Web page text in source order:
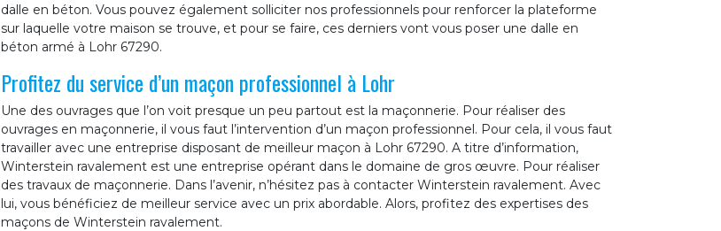
dalle en béton. Vous pouvez également solliciter nos professionnels pour renforcer la plateforme
sur laquelle votre maison se trouve, et pour se faire, ces derniers vont vous poser une dalle en
béton armé à Lohr 67290.
Profitez du service d’un maçon professionnel à Lohr
Une des ouvrages que l’on voit presque un peu partout est la maçonnerie. Pour réaliser des
ouvrages en maçonnerie, il vous faut l’intervention d’un maçon professionnel. Pour cela, il vous faut
travailler avec une entreprise disposant de meilleur maçon à Lohr 67290. A titre d’information,
Winterstein ravalement est une entreprise opérant dans le domaine de gros œuvre. Pour réaliser
des travaux de maçonnerie. Dans l’avenir, n’hésitez pas à contacter Winterstein ravalement. Avec
lui, vous bénéficiez de meilleur service avec un prix abordable. Alors, profitez des expertises des
maçons de Winterstein ravalement.